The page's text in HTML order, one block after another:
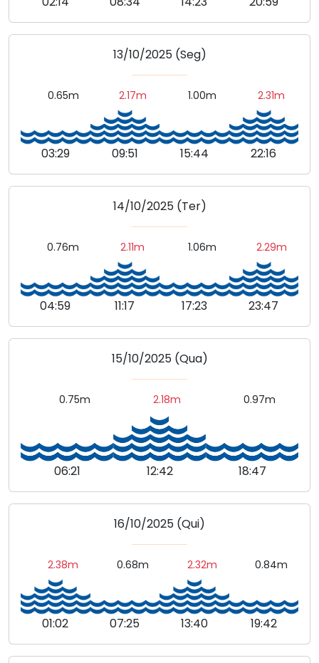
13/10/2025 (Seg)
0.65m
03:29
2.17m
09:51
1.00m
15:44
2.31m
22:16
14/10/2025 (Ter)
0.76m
04:59
2.11m
11:17
1.06m
17:23
2.29m
23:47
15/10/2025 (Qua)
0.75m
06:21
2.18m
12:42
0.97m
18:47
16/10/2025 (Qui)
2.38m
01:02
0.68m
07:25
2.32m
13:40
0.84m
19:42